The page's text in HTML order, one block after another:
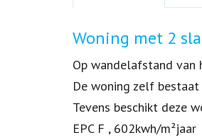
Omschrijving
Woning met 2
Op wandelafstand van
De woning zelf
Tevens beschikt deze
EPC F , 602kwh/m²jaar